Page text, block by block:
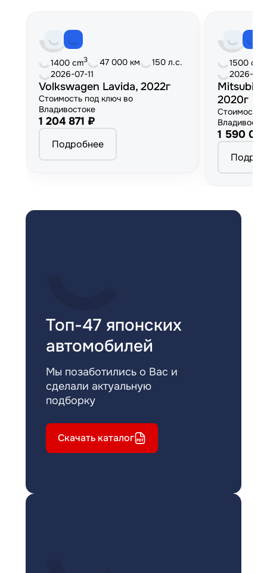
1400 cm3 47 000 км
150 л.с.
2026-07-11
Volkswagen Lavida, 2022г
Стоимость под ключ во
Владивостоке
1 204 871 ₽
Подробнее
1500 cm
2026-
2020г
Стоимость
1 590
Топ-47 японских
автомобилей
Мы позаботились о Вас и
сделали актуальную
подборку
Скачать каталог